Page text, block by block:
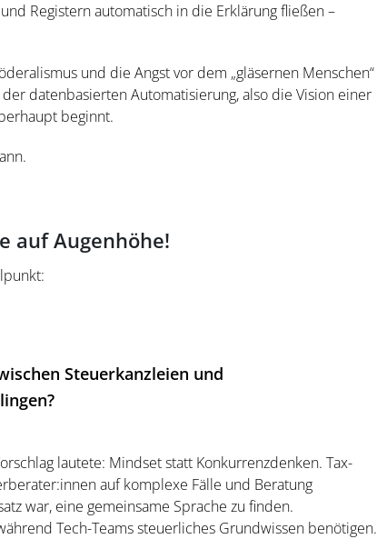
Registern automatisch in die Erklärung fließen –
und die Angst vor dem „gläsernen Menschen“
datenbasierten Automatisierung, also die Vision einer
beginnt.
auf Augenhöhe!
Steuerkanzleien und
lautete: Mindset statt Konkurrenzdenken. Tax-
auf komplexe Fälle und Beratung
war, eine gemeinsame Sprache zu finden.
Tech-Teams steuerliches Grundwissen benötigen.